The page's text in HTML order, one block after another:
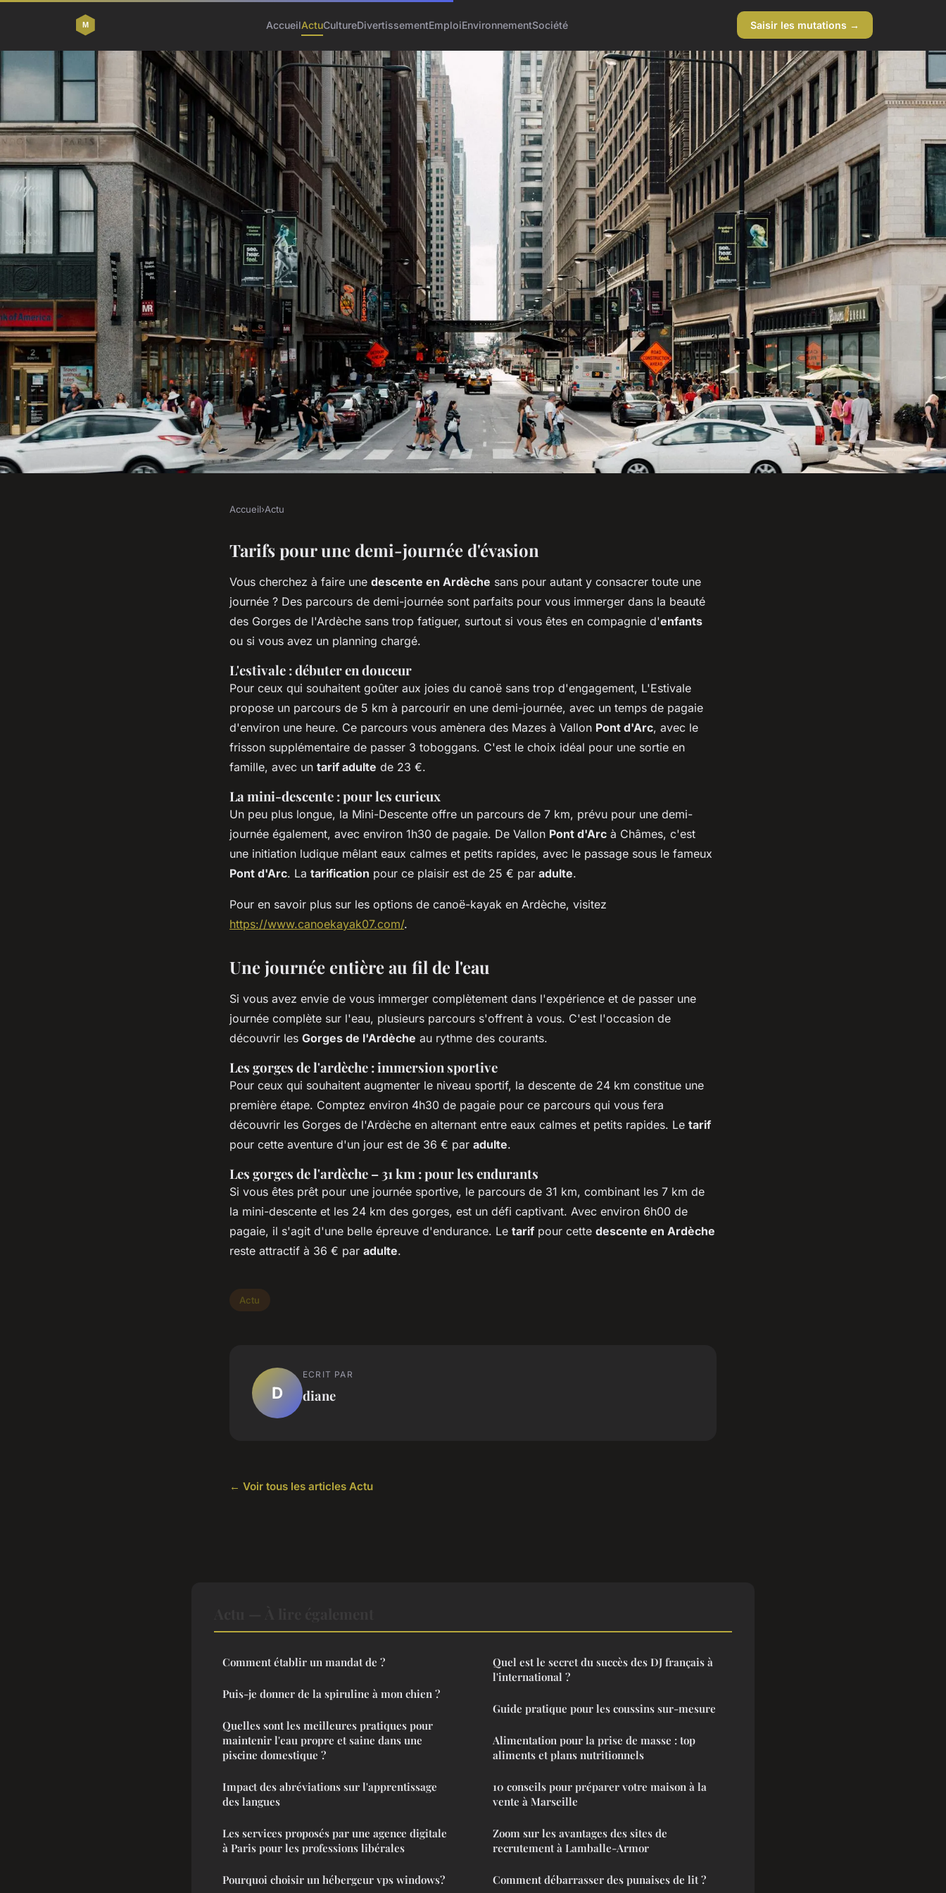
AccueilActuCultureDivertissementEmploiEnvironnementSociété Saisir les mutations →
Location kayak en Ardèche : quel tarif
Accueil›Actu
Tarifs pour une demi-journée d'évasion
Vous cherchez à faire une descente en Ardèche sans pour autant y consacrer toute une
journée ? Des parcours de demi-journée sont parfaits pour vous immerger dans la beauté
des Gorges de l'Ardèche sans trop fatiguer, surtout si vous êtes en compagnie d'enfants
ou si vous avez un planning chargé.
L'estivale : débuter en douceur
Pour ceux qui souhaitent goûter aux joies du canoë sans trop d'engagement, L'Estivale
propose un parcours de 5 km à parcourir en une demi-journée, avec un temps de pagaie
d'environ une heure. Ce parcours vous amènera des Mazes à Vallon Pont d'Arc, avec le
frisson supplémentaire de passer 3 toboggans. C'est le choix idéal pour une sortie en
famille, avec un tarif adulte de 23 €.
La mini-descente : pour les curieux
Un peu plus longue, la Mini-Descente offre un parcours de 7 km, prévu pour une demi-
journée également, avec environ 1h30 de pagaie. De Vallon Pont d'Arc à Châmes, c'est
une initiation ludique mêlant eaux calmes et petits rapides, avec le passage sous le fameux
Pont d'Arc. La tarification pour ce plaisir est de 25 € par adulte.
Pour en savoir plus sur les options de canoë-kayak en Ardèche, visitez
https://www.canoekayak07.com/.
Une journée entière au fil de l'eau
Si vous avez envie de vous immerger complètement dans l'expérience et de passer une
journée complète sur l'eau, plusieurs parcours s'offrent à vous. C'est l'occasion de
découvrir les Gorges de l'Ardèche au rythme des courants.
Les gorges de l'ardèche : immersion sportive
Pour ceux qui souhaitent augmenter le niveau sportif, la descente de 24 km constitue une
première étape. Comptez environ 4h30 de pagaie pour ce parcours qui vous fera
découvrir les Gorges de l'Ardèche en alternant entre eaux calmes et petits rapides. Le tarif
pour cette aventure d'un jour est de 36 € par adulte.
Les gorges de l'ardèche – 31 km : pour les endurants
Si vous êtes prêt pour une journée sportive, le parcours de 31 km, combinant les 7 km de
la mini-descente et les 24 km des gorges, est un défi captivant. Avec environ 6h00 de
pagaie, il s'agit d'une belle épreuve d'endurance. Le tarif pour cette descente en Ardèche
reste attractif à 36 € par adulte.
Actu
D
ECRIT PAR
diane
← Voir tous les articles Actu
Comment établir un mandat de ?
Puis-je donner de la spiruline à mon chien ?
Quelles sont les meilleures pratiques pour
maintenir l'eau propre et saine dans une
piscine domestique ?
Impact des abréviations sur l'apprentissage
des langues
Les services proposés par une agence digitale
à Paris pour les professions libérales
Pourquoi choisir un hébergeur vps windows?
Quel est le secret du succès des DJ français à
l'international ?
Guide pratique pour les coussins sur-mesure
Alimentation pour la prise de masse : top
aliments et plans nutritionnels
10 conseils pour préparer votre maison à la
vente à Marseille
Zoom sur les avantages des sites de
recrutement à Lamballe-Armor
Comment débarrasser des punaises de lit ?